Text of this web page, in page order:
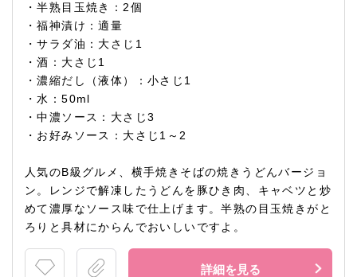
・半熟目玉焼き：2個
・福神漬け：適量
・サラダ油：大さじ1
・酒：大さじ1
・濃縮だし（液体）：小さじ1
・水：50ml
・中濃ソース：大さじ3
・お好みソース：大さじ1～2
人気のB級グルメ、横手焼きそばの焼きうどんバージョ
ン。レンジで解凍したうどんを豚ひき肉、キャベツと炒
めて濃厚なソース味で仕上げます。半熟の目玉焼きがと
ろりと具材にからんでおいしいですよ。
詳細を見る